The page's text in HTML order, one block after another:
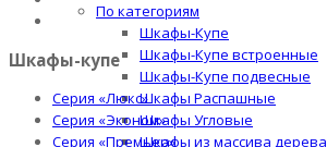
По категориям
Шкафы-Купе
Шкафы-Купе встроенные
Шкафы-Купе подвесные
Шкафы Распашные
Шкафы Угловые
Шкафы из массива дерева
Шкафы-купе
Серия «Люкс»
Серия «Эконом»
Серия «Премьер»